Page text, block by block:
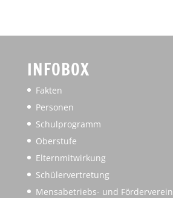
INFOBOX
Fakten
Personen
Schulprogramm
Oberstufe
Elternmitwirkung
Schülervertretung
Mensabetriebs- und Förderverein